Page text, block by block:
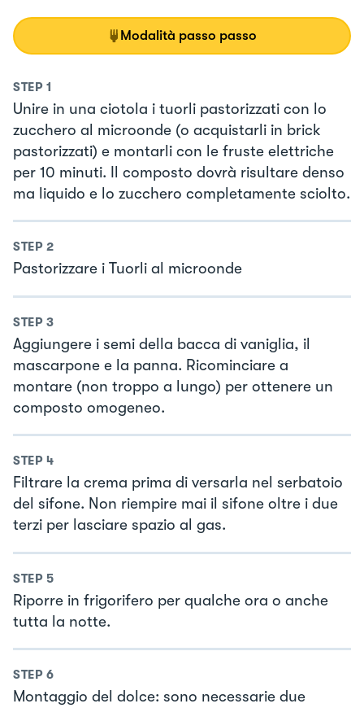
Modalità passo passo
STEP 1
Unire in una ciotola i tuorli pastorizzati con lo
zucchero al microonde (o acquistarli in brick
pastorizzati) e montarli con le fruste elettriche
per 10 minuti. Il composto dovrà risultare denso
ma liquido e lo zucchero completamente sciolto.
STEP 2
Pastorizzare i Tuorli al microonde
STEP 3
Aggiungere i semi della bacca di vaniglia, il
mascarpone e la panna. Ricominciare a
montare (non troppo a lungo) per ottenere un
composto omogeneo.
STEP 4
Filtrare la crema prima di versarla nel serbatoio
del sifone. Non riempire mai il sifone oltre i due
terzi per lasciare spazio al gas.
STEP 5
Riporre in frigorifero per qualche ora o anche
tutta la notte.
STEP 6
Montaggio del dolce: sono necessarie due